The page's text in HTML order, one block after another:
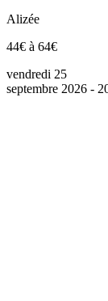
Alizée
44€ à 64€
vendredi 25
septembre 2026 -